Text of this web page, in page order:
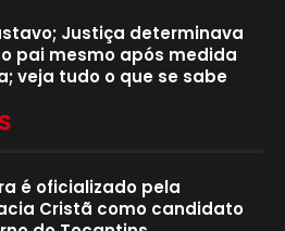
Justiça determinava
pai mesmo após medida
veja tudo o que se sabe
é oficializado pela
Cristã como candidato